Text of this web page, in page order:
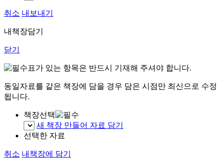
취소 내보내기
내책장담기
닫기
표가 있는 항목은 반드시 기재해 주셔야 합니다.
동일자료를 같은 책장에 담을 경우 담은 시점만 최신으로 수정
됩니다.
책장선택
새 책장 만들어 자료 담기
선택한 자료
취소 내책장에 담기